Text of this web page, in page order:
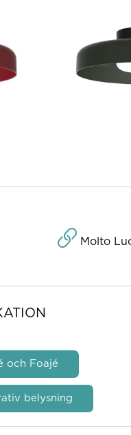
Molto
och Foajé
belysning